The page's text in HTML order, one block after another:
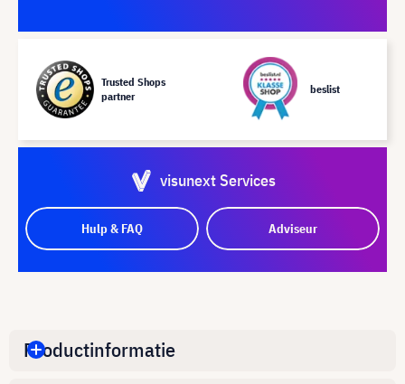
Trusted Shops
partner
beslist
visunext Services
Hulp & FAQ Adviseur
Productinformatie